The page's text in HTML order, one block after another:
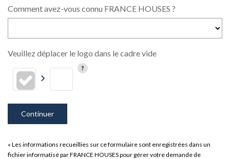
Comment avez-vous connu FRANCE HOUSES ?
Veuillez déplacer le logo dans le cadre vide
Continuer
« Les informations recueillies sur ce formulaire sont enregistrées dans un
fichier informatisé par FRANCE HOUSES pour gérer votre demande de